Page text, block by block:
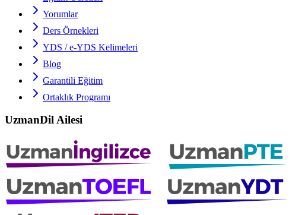
Yorumlar
Ders Örnekleri
YDS / e-YDS Kelimeleri
Blog
Garantili Eğitim
Ortaklık Programı
UzmanDil Ailesi